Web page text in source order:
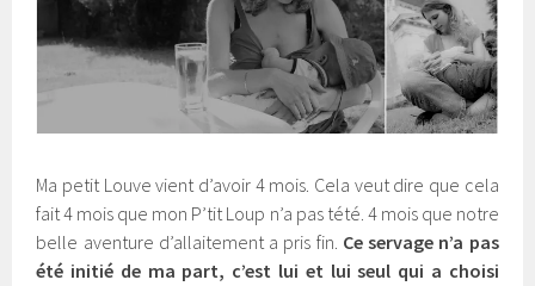
Ma petit Louve vient d’avoir 4 mois. Cela veut dire que cela
fait 4 mois que mon P’tit Loup n’a pas tété. 4 mois que notre
belle aventure d’allaitement a pris fin. Ce servage n’a pas
été initié de ma part, c’est lui et lui seul qui a choisi